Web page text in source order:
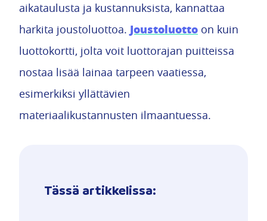
aikataulusta ja kustannuksista, kannattaa
harkita joustoluottoa. Joustoluotto on kuin
luottokortti, jolta voit luottorajan puitteissa
nostaa lisää lainaa tarpeen vaatiessa,
esimerkiksi yllättävien
materiaalikustannusten ilmaantuessa.
Tässä artikkelissa: